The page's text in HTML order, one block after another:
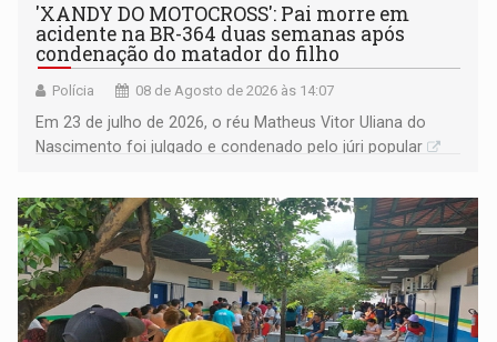
'XANDY DO MOTOCROSS': Pai morre em
acidente na BR-364 duas semanas após
condenação do matador do filho
Polícia 08 de Agosto de 2026 às 14:07
Em 23 de julho de 2026, o réu Matheus Vitor Uliana do
Nascimento foi julgado e condenado pelo júri popular